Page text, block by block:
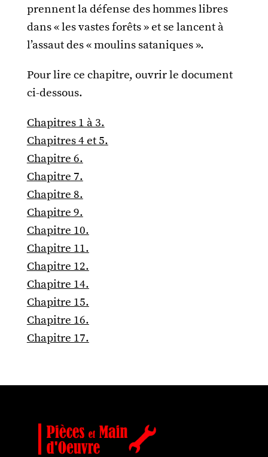
prennent la défense des hommes libres
dans « les vastes forêts » et se lancent à
l’assaut des « moulins sataniques ».
Pour lire ce chapitre, ouvrir le document
ci-dessous.
Chapitres 1 à 3.
Chapitres 4 et 5.
Chapitre 6.
Chapitre 7.
Chapitre 8.
Chapitre 9.
Chapitre 10.
Chapitre 11.
Chapitre 12.
Chapitre 14.
Chapitre 15.
Chapitre 16.
Chapitre 17.